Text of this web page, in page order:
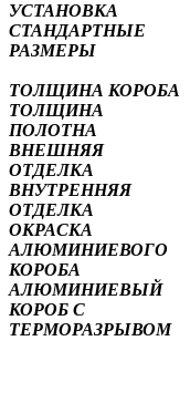
УСТАНОВКА
СТАНДАРТНЫЕ
РАЗМЕРЫ
ТОЛЩИНА КОРОБА
ТОЛЩИНА
ПОЛОТНА
ВНЕШНЯЯ
ОТДЕЛКА
ВНУТРЕННЯЯ
ОТДЕЛКА
ОКРАСКА
АЛЮМИНИЕВОГО
КОРОБА
АЛЮМИНИЕВЫЙ
КОРОБ С
ТЕРМОРАЗРЫВОМ